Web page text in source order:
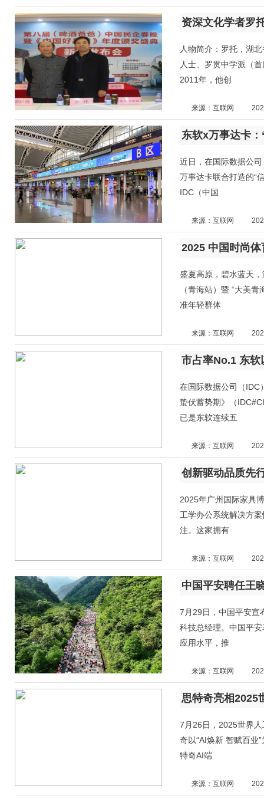
资深文化学者罗
人物简介：罗托，湖
人士、罗贯中学派（
2011年，他创
来源：互联网
近日，在国际数据公
万事达卡联合打造的“
IDC（中国
来源：互联网
盛夏高原，碧水蓝天
（青海站）暨 “大美
准年轻群体
来源：互联网
市占率No.1 东软
在国际数据公司（IDC
蛰伏蓄势期》（
已是东软连续五
来源：互联网
创新驱动品质先
2025年广州国际家具
工学办公系统解决方
注。这家拥有
来源：互联网
中国平安聘任王
7月29日，中国平安宣
科技总经理。中国平
应用水平，推
来源：互联网
7月26日，2025世界
奇以“AI焕新 智赋百业
特奇AI端
来源：互联网